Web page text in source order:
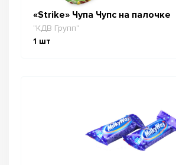
«Strike» Чупа Чупс на палочке
"КДВ Групп"
1 шт